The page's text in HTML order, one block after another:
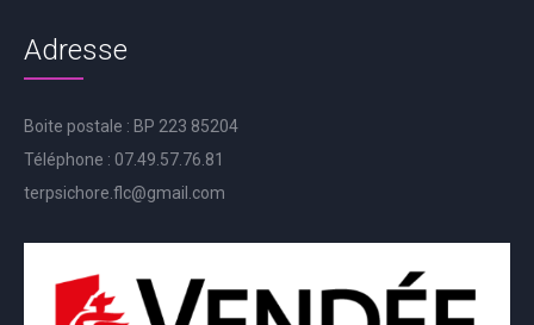
Adresse
Boite postale : BP 223 85204
Téléphone : 07.49.57.76.81
terpsichore.flc@gmail.com